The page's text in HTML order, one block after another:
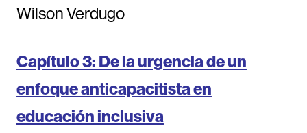
Wilson Verdugo
Capítulo 3: De la urgencia de un
enfoque anticapacitista en
educación inclusiva